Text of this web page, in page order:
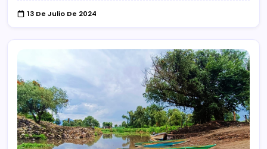
13 De Julio De 2024